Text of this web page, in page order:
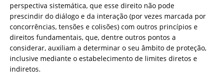
perspectiva sistemática, que esse direito não pode
prescindir do diálogo e da interação (por vezes marcada por
concorrências, tensões e colisões) com outros princípios e
direitos fundamentais, que, dentre outros pontos a
considerar, auxiliam a determinar o seu âmbito de proteção,
inclusive mediante o estabelecimento de limites diretos e
indiretos.